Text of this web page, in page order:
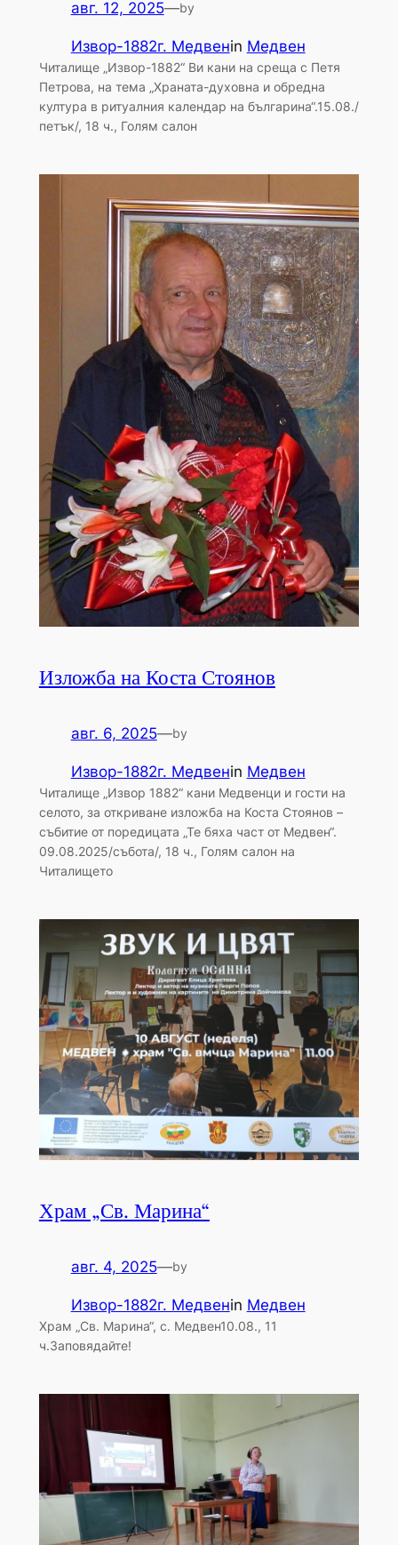
авг. 12, 2025—by
Извор-1882г. Медвенin Медвен
Читалище „Извор-1882“ Ви кани на среща с Петя
Петрова, на тема „Храната-духовна и обредна
култура в ритуалния календар на българина“.15.08./
петък/, 18 ч., Голям салон
Изложба на Коста Стоянов
авг. 6, 2025—by
Извор-1882г. Медвенin Медвен
Читалище „Извор 1882“ кани Медвенци и гости на
селото, за откриване изложба на Коста Стоянов –
събитие от поредицата „Те бяха част от Медвен“.
09.08.2025/събота/, 18 ч., Голям салон на
Читалището
Храм „Св. Марина“
авг. 4, 2025—by
Извор-1882г. Медвенin Медвен
Храм „Св. Марина“, с. Медвен10.08., 11
ч.Заповядайте!